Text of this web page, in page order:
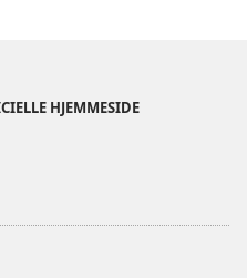
HJEMMESIDE